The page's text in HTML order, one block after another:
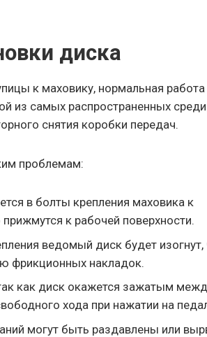
диска
к маховику, нормальная работа
из самых распространенных среди
снятия коробки передач.
проблемам:
в болты крепления маховика к
к рабочей поверхности.
ведомый диск будет изогнут,
фрикционных накладок.
как диск окажется зажатым
хода при нажатии на
могут быть раздавлены или